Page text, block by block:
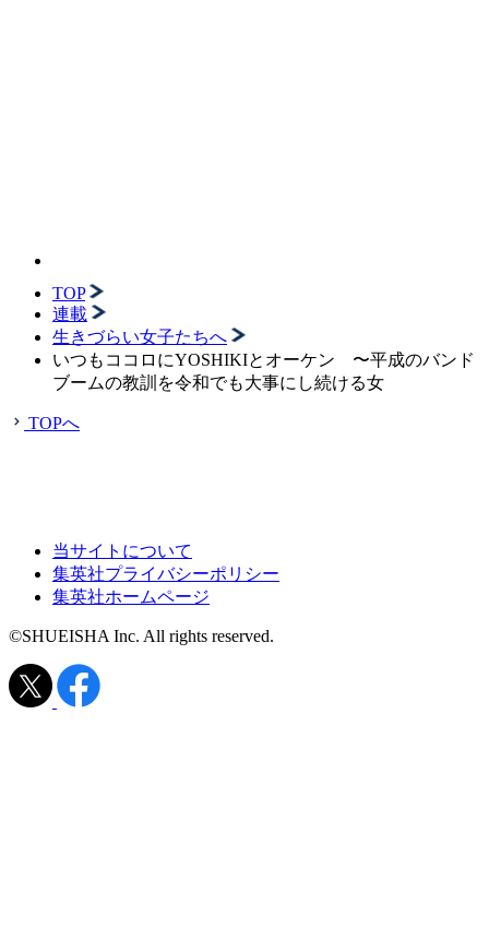
TOP
連載
生きづらい女子たちへ
いつもココロにYOSHIKIとオーケン 〜平成のバンド
ブームの教訓を令和でも大事にし続ける女
TOPへ
当サイトについて
集英社プライバシーポリシー
集英社ホームページ
©SHUEISHA Inc. All rights reserved.